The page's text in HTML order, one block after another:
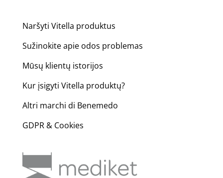
Naršyti Vitella produktus
Sužinokite apie odos problemas
Mūsų klientų istorijos
Kur įsigyti Vitella produktų?
Altri marchi di Benemedo
GDPR & Cookies